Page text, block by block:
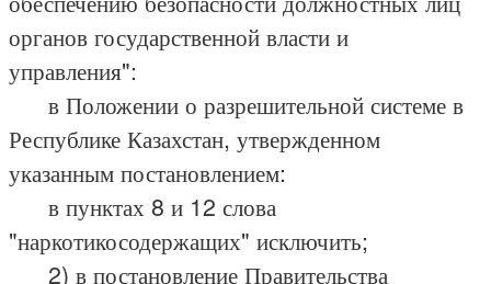
органов государственной власти и
управления":
в Положении о разрешительной системе в
Республике Казахстан, утвержденном
указанным постановлением:
в пунктах 8 и 12 слова
"наркотикосодержащих" исключить;
2) в постановление Правительства